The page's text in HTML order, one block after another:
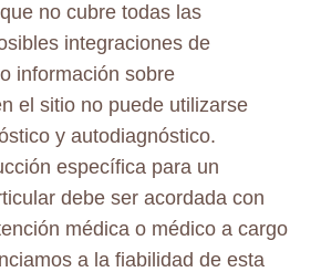
no cubre todas las
integraciones de
información sobre
el sitio no puede utilizarse
y autodiagnóstico.
específica para un
debe ser acordada con
médica o médico a cargo
a la fiabilidad de esta